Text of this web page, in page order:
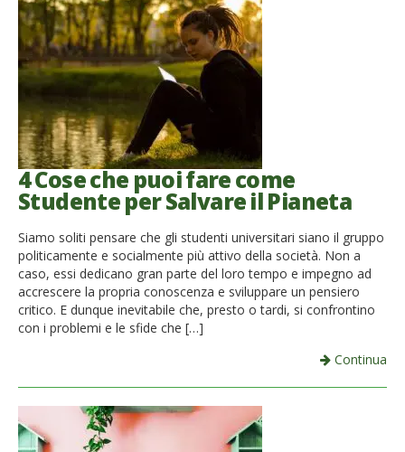
4 Cose che puoi fare come
Studente per Salvare il Pianeta
Siamo soliti pensare che gli studenti universitari siano il gruppo
politicamente e socialmente più attivo della società. Non a
caso, essi dedicano gran parte del loro tempo e impegno ad
accrescere la propria conoscenza e sviluppare un pensiero
critico. E dunque inevitabile che, presto o tardi, si confrontino
con i problemi e le sfide che […]
Continua